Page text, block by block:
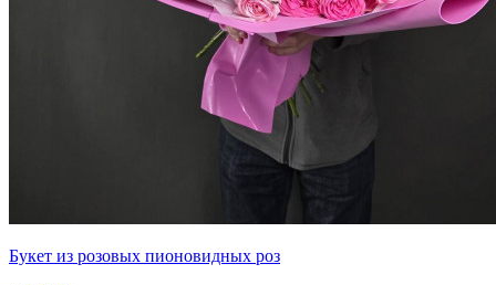
Букет из розовых пионовидных роз